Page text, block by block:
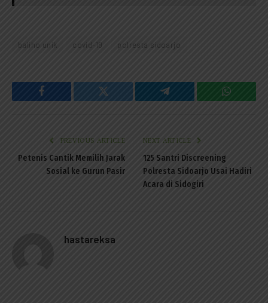
baliho unik covid-19 polresta sidoarjo
Facebook Twitter Telegram
PREVIOUS ARTICLE
Petenis Cantik Memilih Jarak
Sosial ke Gurun Pasir
NEXT ARTICLE
125 Santri Discreening
Polresta Sidoarjo Usai Hadiri
Acara di Sidogiri
hastareksa